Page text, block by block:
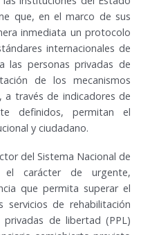
que, en el marco de sus
inmediata un protocolo
internacionales de
las personas privadas de
de los mecanismos
a través de indicadores de
definidos, permitan el
y ciudadano.
del Sistema Nacional de
el carácter de urgente,
que permita superar el
de rehabilitación
de libertad (PPL)